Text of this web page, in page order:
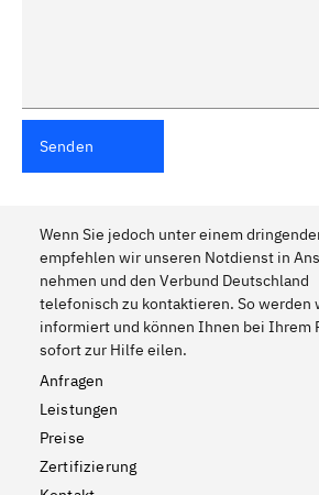
Senden
Wenn Sie jedoch unter einem
empfehlen wir unseren Notdienst in
nehmen und den Verbund Deutschland
telefonisch zu kontaktieren. So werden
informiert und können Ihnen bei Ihrem
sofort zur Hilfe eilen.
Anfragen
Leistungen
Preise
Zertifizierung